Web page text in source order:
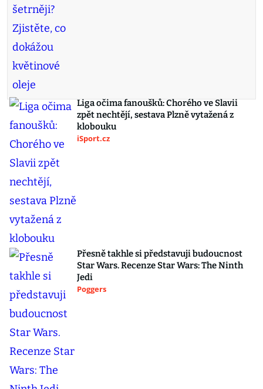
Liga očima fanoušků: Chorého ve Slavii
zpět nechtějí, sestava Plzně vytažená z
klobouku
iSport.cz
Přesně takhle si představuji budoucnost
Star Wars. Recenze Star Wars: The Ninth
Jedi
Poggers